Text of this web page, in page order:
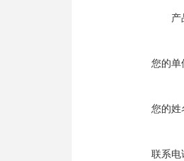
产
您的单
您的姓
联系电